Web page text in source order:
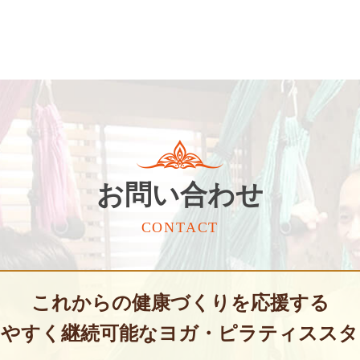
お問い合わせ
CONTACT
これからの健康づくりを応援する
すく継続可能なヨガ・ピラティスス